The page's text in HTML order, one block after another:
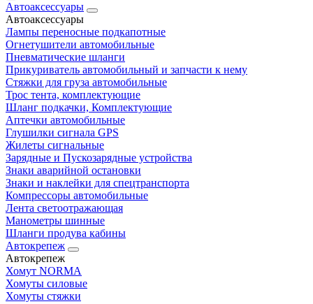
Автоаксессуары
Автоаксессуары
Лампы переносные подкапотные
Огнетушители автомобильные
Пневматические шланги
Прикуриватель автомобильный и запчасти к нему
Стяжки для груза автомобильные
Трос тента, комплектующие
Шланг подкачки, Комплектующие
Аптечки автомобильные
Глушилки сигнала GPS
Жилеты сигнальные
Зарядные и Пускозарядные устройства
Знаки аварийной остановки
Знаки и наклейки для спецтранспорта
Компрессоры автомобильные
Лента светоотражающая
Манометры шинные
Шланги продува кабины
Автокрепеж
Автокрепеж
Хомут NORMA
Хомуты силовые
Хомуты стяжки